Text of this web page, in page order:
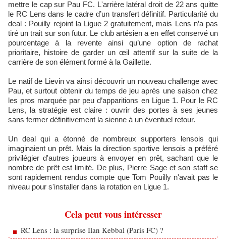
mettre le cap sur Pau FC. L'arrière latéral droit de 22 ans quitte
le RC Lens dans le cadre d’un transfert définitif. Particularité du
deal : Pouilly rejoint la Ligue 2 gratuitement, mais Lens n’a pas
tiré un trait sur son futur. Le club artésien a en effet conservé un
pourcentage à la revente ainsi qu’une option de rachat
prioritaire, histoire de garder un œil attentif sur la suite de la
carrière de son élément formé à la Gaillette.
Le natif de Lievin va ainsi découvrir un nouveau challenge avec
Pau, et surtout obtenir du temps de jeu après une saison chez
les pros marquée par peu d’apparitions en Ligue 1. Pour le RC
Lens, la stratégie est claire : ouvrir des portes à ses jeunes
sans fermer définitivement la sienne à un éventuel retour.
Un deal qui a étonné de nombreux supporters lensois qui
imaginaient un prêt. Mais la direction sportive lensois a préféré
privilégier d'autres joueurs à envoyer en prêt, sachant que le
nombre de prêt est limité. De plus, Pierre Sage et son staff se
sont rapidement rendus compte que Tom Pouilly n'avait pas le
niveau pour s'installer dans la rotation en Ligue 1.
Cela peut vous intéresser
RC Lens : la surprise Ilan Kebbal (Paris FC) ?